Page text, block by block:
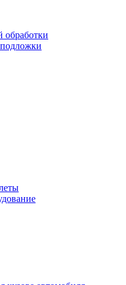
обработки